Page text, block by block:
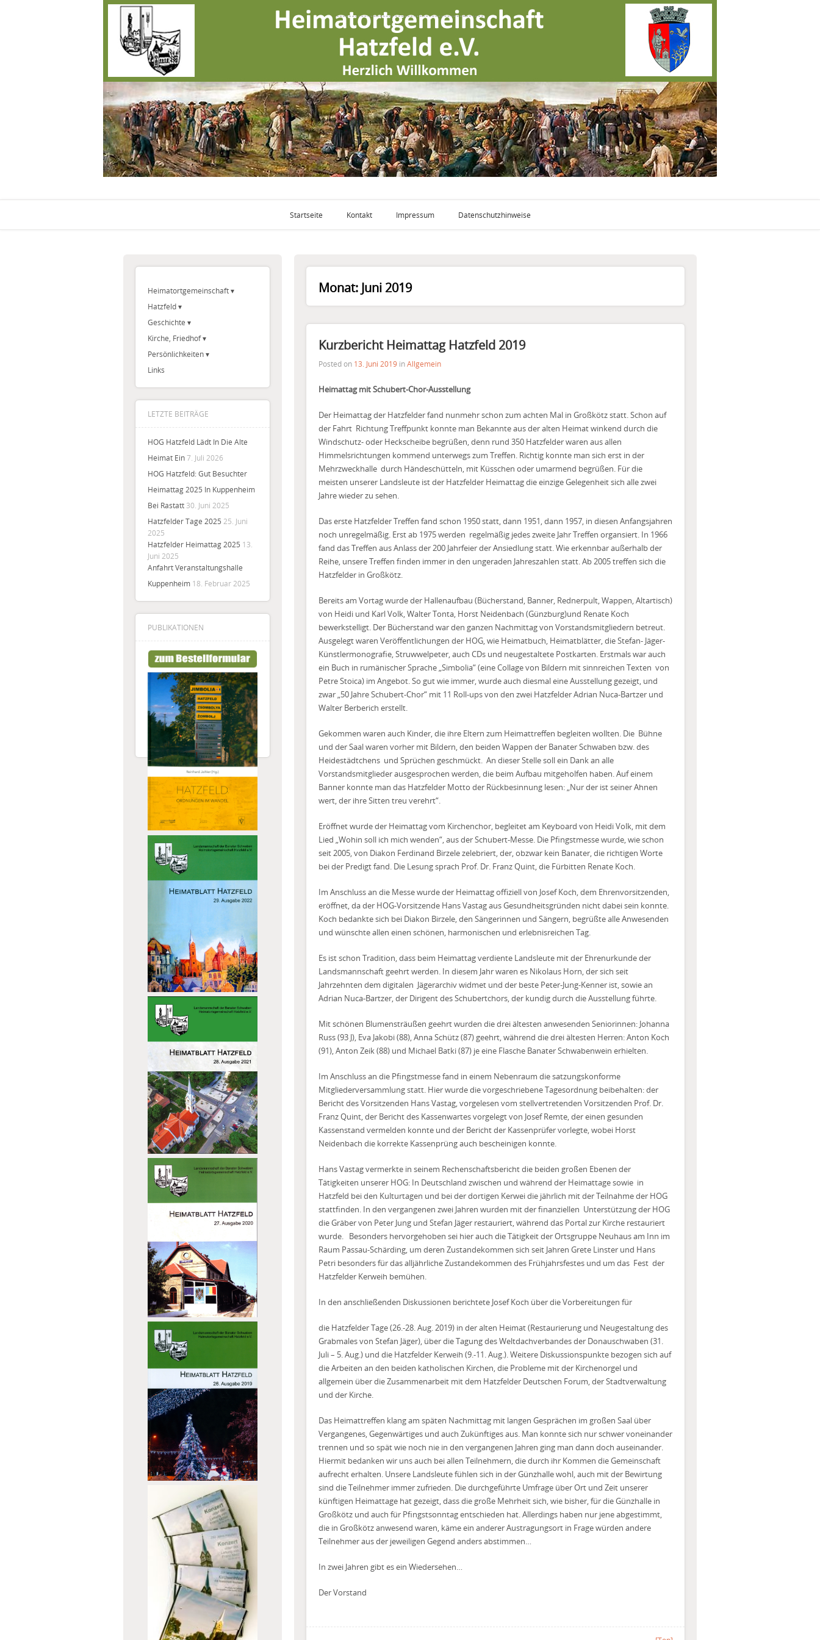
Startseite Kontakt Impressum Datenschutzhinweise
Heimatortgemeinschaft
Hatzfeld
Geschichte
Kirche, Friedhof
Persönlichkeiten
Links
LETZTE BEITRÄGE
HOG Hatzfeld Lädt In Die Alte
Heimat Ein7. Juli 2026
HOG Hatzfeld: Gut Besuchter
Heimattag 2025 In Kuppenheim
Bei Rastatt 30. Juni 2025
Hatzfelder Tage 2025 25. Juni
2025
Hatzfelder Heimattag 2025 13.
Juni 2025
Anfahrt Veranstaltungshalle
Kuppenheim 18. Februar 2025
PUBLIKATIONEN
Monat: Juni 2019
Kurzbericht Heimattag Hatzfeld 2019
Posted on 13. Juni 2019 inAllgemein
Heimattag mit Schubert-Chor-Ausstellung
Der Heimattag der Hatzfelder fand nunmehr schon zum achten Mal in Großkötz statt. Schon auf
der Fahrt Richtung Treffpunkt konnte man Bekannte aus der alten Heimat winkend durch die
Windschutz- oder Heckscheibe begrüßen, denn rund 350 Hatzfelder waren aus allen
Himmelsrichtungen kommend unterwegs zum Treffen. Richtig konnte man sich erst in der
Mehrzweckhalle durch Händeschütteln, mit Küsschen oder umarmend begrüßen. Für die
meisten unserer Landsleute ist der Hatzfelder Heimattag die einzige Gelegenheit sich alle zwei
Jahre wieder zu sehen.
Das erste Hatzfelder Treffen fand schon 1950 statt, dann 1951, dann 1957, in diesen Anfangsjahren
noch unregelmäßig. Erst ab 1975 werden regelmäßig jedes zweite Jahr Treffen organsiert. In 1966
fand das Treffen aus Anlass der 200 Jahrfeier der Ansiedlung statt. Wie erkennbar außerhalb der
Reihe, unsere Treffen finden immer in den ungeraden Jahreszahlen statt. Ab 2005 treffen sich die
Hatzfelder in Großkötz.
Bereits am Vortag wurde der Hallenaufbau (Bücherstand, Banner, Rednerpult, Wappen, Altartisch)
von Heidi und Karl Volk, Walter Tonta, Horst Neidenbach (Günzburg)und Renate Koch
bewerkstelligt. Der Bücherstand war den ganzen Nachmittag von Vorstandsmitgliedern betreut.
Ausgelegt waren Veröffentlichungen der HOG, wie Heimatbuch, Heimatblätter, die Stefan- Jäger-
Künstlermonografie, Struwwelpeter, auch CDs und neugestaltete Postkarten. Erstmals war auch
ein Buch in rumänischer Sprache „Simbolia“ (eine Collage von Bildern mit sinnreichen Texten von
Petre Stoica) im Angebot. So gut wie immer, wurde auch diesmal eine Ausstellung gezeigt, und
zwar „50 Jahre Schubert-Chor“ mit 11 Roll-ups von den zwei Hatzfelder Adrian Nuca-Bartzer und
Walter Berberich erstellt.
Gekommen waren auch Kinder, die ihre Eltern zum Heimattreffen begleiten wollten. Die Bühne
und der Saal waren vorher mit Bildern, den beiden Wappen der Banater Schwaben bzw. des
Heidestädtchens und Sprüchen geschmückt. An dieser Stelle soll ein Dank an alle
Vorstandsmitglieder ausgesprochen werden, die beim Aufbau mitgeholfen haben. Auf einem
Banner konnte man das Hatzfelder Motto der Rückbesinnung lesen: „Nur der ist seiner Ahnen
wert, der ihre Sitten treu verehrt“.
Eröffnet wurde der Heimattag vom Kirchenchor, begleitet am Keyboard von Heidi Volk, mit dem
Lied „Wohin soll ich mich wenden“, aus der Schubert-Messe. Die Pfingstmesse wurde, wie schon
seit 2005, von Diakon Ferdinand Birzele zelebriert, der, obzwar kein Banater, die richtigen Worte
bei der Predigt fand. Die Lesung sprach Prof. Dr. Franz Quint, die Fürbitten Renate Koch.
Im Anschluss an die Messe wurde der Heimattag offiziell von Josef Koch, dem Ehrenvorsitzenden,
eröffnet, da der HOG-Vorsitzende Hans Vastag aus Gesundheitsgründen nicht dabei sein konnte.
Koch bedankte sich bei Diakon Birzele, den Sängerinnen und Sängern, begrüßte alle Anwesenden
und wünschte allen einen schönen, harmonischen und erlebnisreichen Tag.
Es ist schon Tradition, dass beim Heimattag verdiente Landsleute mit der Ehrenurkunde der
Landsmannschaft geehrt werden. In diesem Jahr waren es Nikolaus Horn, der sich seit
Jahrzehnten dem digitalen Jägerarchiv widmet und der beste Peter-Jung-Kenner ist, sowie an
Adrian Nuca-Bartzer, der Dirigent des Schubertchors, der kundig durch die Ausstellung führte.
Mit schönen Blumensträußen geehrt wurden die drei ältesten anwesenden Seniorinnen: Johanna
Russ (93 J), Eva Jakobi (88), Anna Schütz (87) geehrt, während die drei ältesten Herren: Anton Koch
(91), Anton Zeik (88) und Michael Batki (87) je eine Flasche Banater Schwabenwein erhielten.
Im Anschluss an die Pfingstmesse fand in einem Nebenraum die satzungskonforme
Mitgliederversammlung statt. Hier wurde die vorgeschriebene Tagesordnung beibehalten: der
Bericht des Vorsitzenden Hans Vastag, vorgelesen vom stellvertretenden Vorsitzenden Prof. Dr.
Franz Quint, der Bericht des Kassenwartes vorgelegt von Josef Remte, der einen gesunden
Kassenstand vermelden konnte und der Bericht der Kassenprüfer vorlegte, wobei Horst
Neidenbach die korrekte Kassenprüng auch bescheinigen konnte.
Hans Vastag vermerkte in seinem Rechenschaftsbericht die beiden großen Ebenen der
Tätigkeiten unserer HOG: In Deutschland zwischen und während der Heimattage sowie in
Hatzfeld bei den Kulturtagen und bei der dortigen Kerwei die jährlich mit der Teilnahme der HOG
stattfinden. In den vergangenen zwei Jahren wurden mit der finanziellen Unterstützung der HOG
die Gräber von Peter Jung und Stefan Jäger restauriert, während das Portal zur Kirche restauriert
wurde. Besonders hervorgehoben sei hier auch die Tätigkeit der Ortsgruppe Neuhaus am Inn im
Raum Passau-Schärding, um deren Zustandekommen sich seit Jahren Grete Linster und Hans
Petri besonders für das alljährliche Zustandekommen des Frühjahrsfestes und um das Fest der
Hatzfelder Kerweih bemühen.
In den anschließenden Diskussionen berichtete Josef Koch über die Vorbereitungen für
die Hatzfelder Tage (26.-28. Aug. 2019) in der alten Heimat (Restaurierung und Neugestaltung des
Grabmales von Stefan Jäger), über die Tagung des Weltdachverbandes der Donauschwaben (31.
Juli – 5. Aug.) und die Hatzfelder Kerweih (9.-11. Aug.). Weitere Diskussionspunkte bezogen sich auf
die Arbeiten an den beiden katholischen Kirchen, die Probleme mit der Kirchenorgel und
allgemein über die Zusammenarbeit mit dem Hatzfelder Deutschen Forum, der Stadtverwaltung
und der Kirche.
Das Heimattreffen klang am späten Nachmittag mit langen Gesprächen im großen Saal über
Vergangenes, Gegenwärtiges und auch Zukünftiges aus. Man konnte sich nur schwer voneinander
trennen und so spät wie noch nie in den vergangenen Jahren ging man dann doch auseinander.
Hiermit bedanken wir uns auch bei allen Teilnehmern, die durch ihr Kommen die Gemeinschaft
aufrecht erhalten. Unsere Landsleute fühlen sich in der Günzhalle wohl, auch mit der Bewirtung
sind die Teilnehmer immer zufrieden. Die durchgeführte Umfrage über Ort und Zeit unserer
künftigen Heimattage hat gezeigt, dass die große Mehrheit sich, wie bisher, für die Günzhalle in
Großkötz und auch für Pfingstsonntag entschieden hat. Allerdings haben nur jene abgestimmt,
die in Großkötz anwesend waren, käme ein anderer Austragungsort in Frage würden andere
Teilnehmer aus der jeweiligen Gegend anders abstimmen…
In zwei Jahren gibt es ein Wiedersehen…
Der Vorstand